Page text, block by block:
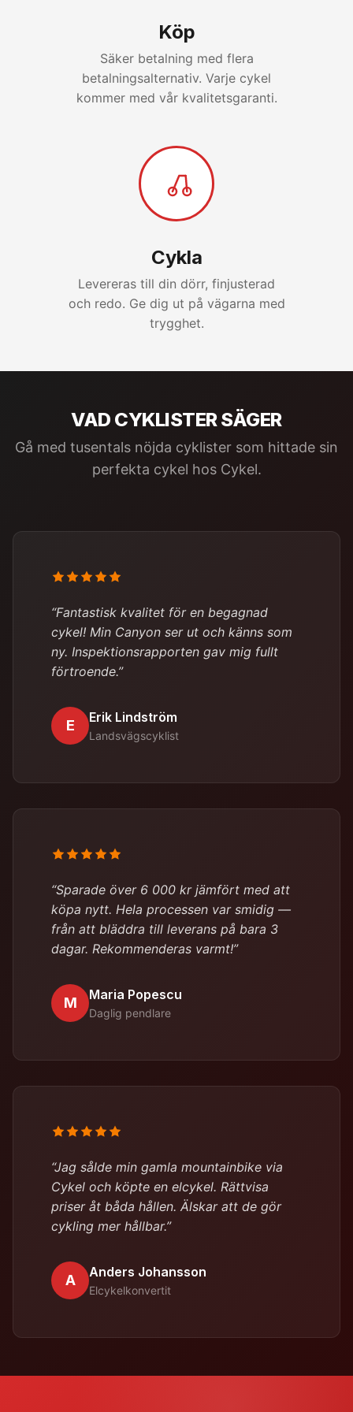
Köp
Säker betalning med flera
betalningsalternativ. Varje cykel
kommer med vår kvalitetsgaranti.
Cykla
Levereras till din dörr, finjusterad
och redo. Ge dig ut på vägarna med
trygghet.
VAD CYKLISTER SÄGER
Gå med tusentals nöjda cyklister som hittade sin
perfekta cykel hos Cykel.
“Fantastisk kvalitet för en begagnad
cykel! Min Canyon ser ut och känns som
ny. Inspektionsrapporten gav mig fullt
förtroende.”
E
Erik Lindström
Landsvägscyklist
“Sparade över 6 000 kr jämfört med att
köpa nytt. Hela processen var smidig —
från att bläddra till leverans på bara 3
dagar. Rekommenderas varmt!”
M
Maria Popescu
Daglig pendlare
“Jag sålde min gamla mountainbike via
Cykel och köpte en elcykel. Rättvisa
priser åt båda hållen. Älskar att de gör
cykling mer hållbar.”
A
Anders Johansson
Elcykelkonvertit